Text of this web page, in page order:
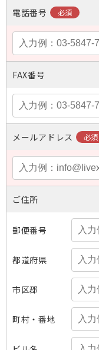
電話番号
FAX番号
メールアドレス
ご住所
郵便番号
都道府県
市区郡
町村・番地